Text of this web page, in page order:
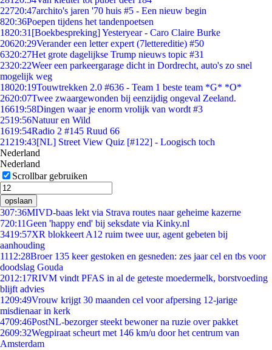
22720:47archito's jaren '70 huis #5 - Een nieuw begin
820:36Poepen tijdens het tandenpoetsen
1820:31 [Boekbespreking] Yesteryear - Caro Claire Burke
20620:29Verander een letter expert (7lettereditie) #50
6320:27Het grote dagelijkse Trump nieuws topic #31
2320:22Weer een parkeergarage dicht in Dordrecht, auto's zo snel
mogelijk weg
18020:19Touwtrekken 2.0 #636 - Team 1 beste team *G* *O*
2620:07Twee zwaargewonden bij eenzijdig ongeval Zeeland.
16619:58Dingen waar je enorm vrolijk van wordt #3
2519:56Natuur en Wild
1619:54Radio 2 #145 Ruud 66
21219:43[NL] Street View Quiz [#122] - Loogisch toch
Nederland
Nederland
Scrollbar gebruiken
opslaan
307:36MIVD-baas lekt via Strava routes naar geheime kazerne
720:11Geen 'happy end' bij seksdate via Kinky.nl
3419:57XR blokkeert A12 ruim twee uur, agent gebeten bij
aanhouding
1112:28Broer 135 keer gestoken en gesneden: zes jaar cel en tbs voor
doodslag Gouda
2012:17RIVM vindt PFAS in al de geteste moedermelk, borstvoeding
blijft advies
1209:49Vrouw krijgt 30 maanden cel voor afpersing 12-jarige
misdienaar in kerk
4709:46PostNL-bezorger steekt bewoner na ruzie over pakket
2609:32Wegpiraat scheurt met 146 km/u door het centrum van
Amsterdam